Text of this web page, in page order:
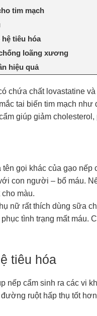
tim mạch
tiêu hóa
loãng xương
hiệu quả
chứa chất lovastatine
tai biến tim mạch
giúp giảm
tên gọi khác của gạo
con người – bổ máu.
cho màu.
nữ rất thích dùng sữa
tình trạng mất máu.
tiêu hóa
nếp cẩm sinh ra các vi
ruột hấp thụ tốt